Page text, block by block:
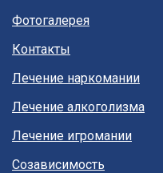
Фотогалерея
Контакты
Лечение наркомании
Лечение алкоголизма
Лечение игромании
Созависимость